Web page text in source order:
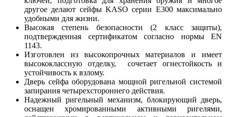
другое делают сейфы KASO серии E300 максимально
удобными для жизни.
Высокая степень безопасности (2 класс защиты),
подтвержденная сертификатом согласно нормы EN
1143.
Изготовлен из высокопрочных материалов и имеет
высококлассную отделку, сочетает огнестойкость и
устойчивость к взлому.
Дверь сейфа оборудована мощной ригельной системой
запирания четырехстороннего действия.
Надежный ригельный механизм, блокирующий дверь,
оснащен хромированными активными ригелями,